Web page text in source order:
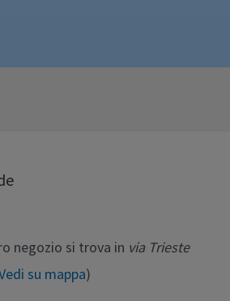
negozio si trova in via Trieste
su mappa)